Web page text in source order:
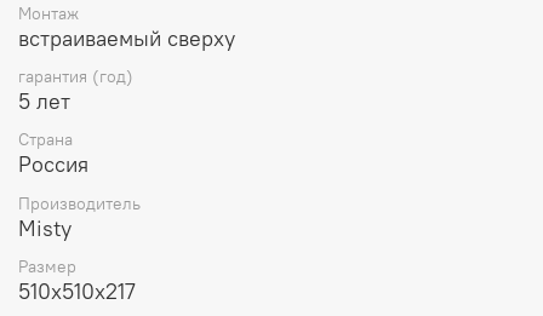
Монтаж
встраиваемый сверху
гарантия (год)
5 лет
Страна
Россия
Производитель
Misty
Размер
510x510x217